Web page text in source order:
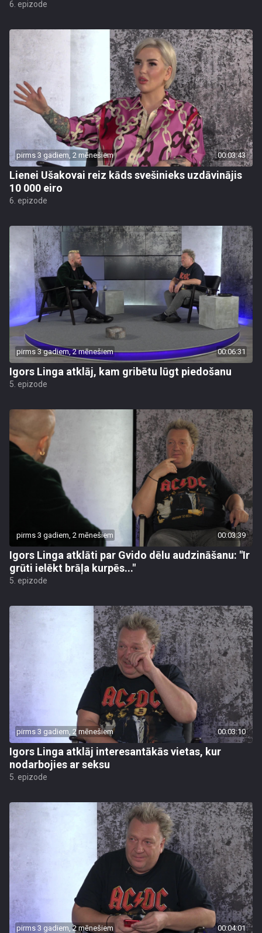
6. epizode
pirms 3 gadiem, 2 mēnešiem 00:03:43
Lienei Ušakovai reiz kāds svešinieks uzdāvinājis
10 000 eiro
6. epizode
pirms 3 gadiem, 2 mēnešiem 00:06:31
Igors Linga atklāj, kam gribētu lūgt piedošanu
5. epizode
pirms 3 gadiem, 2 mēnešiem 00:03:39
Igors Linga atklāti par Gvido dēlu audzināšanu: "Ir
grūti ielēkt brāļa kurpēs..."
5. epizode
pirms 3 gadiem, 2 mēnešiem 00:03:10
Igors Linga atklāj interesantākās vietas, kur
nodarbojies ar seksu
5. epizode
pirms 3 gadiem, 2 mēnešiem 00:04:01